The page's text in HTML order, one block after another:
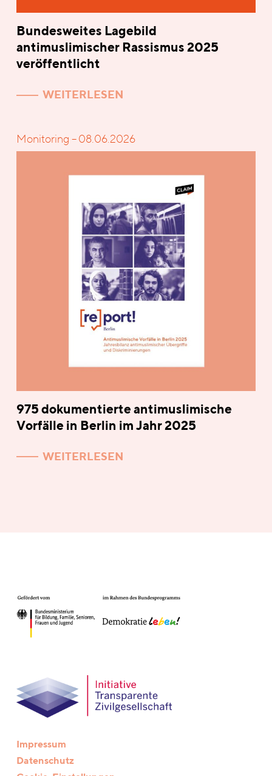
Bundesweites Lagebild
antimuslimischer Rassismus 2025
veröffentlicht
WEITERLESEN
Monitoring – 08.06.2026
975 dokumentierte antimuslimische
Vorfälle in Berlin im Jahr 2025
WEITERLESEN
Impressum
Datenschutz